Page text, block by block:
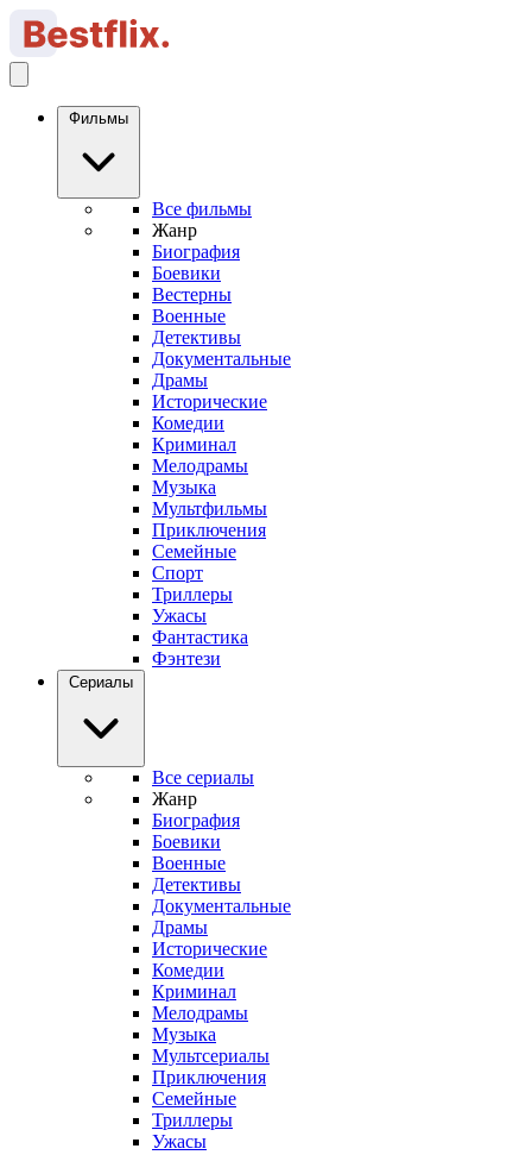
Фильмы
Все фильмы
Жанр
Биография
Боевики
Вестерны
Военные
Детективы
Документальные
Драмы
Исторические
Комедии
Криминал
Мелодрамы
Музыка
Мультфильмы
Приключения
Семейные
Спорт
Триллеры
Ужасы
Фантастика
Фэнтези
Сериалы
Все сериалы
Жанр
Биография
Боевики
Военные
Детективы
Документальные
Драмы
Исторические
Комедии
Криминал
Мелодрамы
Музыка
Мультсериалы
Приключения
Семейные
Триллеры
Ужасы